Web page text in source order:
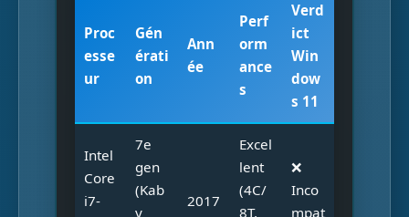
Proc
esse
ur
Gén
érati
on
Ann
ée
Perf
orm
ance
s
Verd
ict
Win
dow
s 11
Intel
Core
i7-
7e
gen
(Kab
y
2017
Excel
lent
(4C/
8T,
❌
Inco
mpat